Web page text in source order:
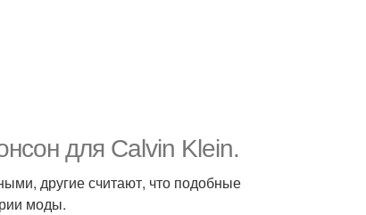
для Calvin Klein.
другие считают, что подобные
моды.